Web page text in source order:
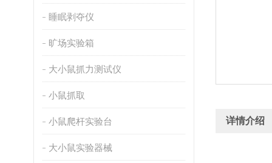
睡眠剥夺仪
旷场实验箱
大小鼠抓力测试仪
小鼠抓取
小鼠爬杆实验台
大小鼠实验器械
详情介绍